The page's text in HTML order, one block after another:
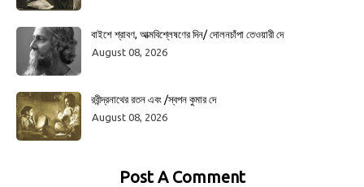
বাইশে শ্রাবণ, আত্মবিশ্লেষণের দিন/ দোলনচাঁপা তেওয়ারী দে
August 08, 2026
রবীন্দ্রনাথের রতন এবং /স্বপন কুমার দে
August 08, 2026
Post A Comment